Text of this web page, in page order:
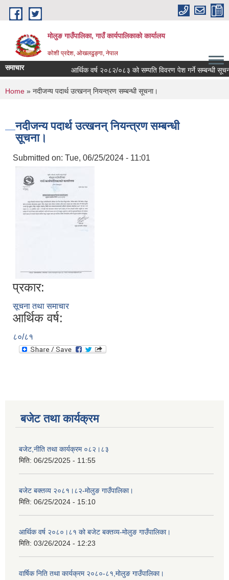
Skip to main content
मोलुङ गाउँपालिका, गाउँ कार्यपालिकाको कार्यालय
कोशी प्रदेश, ओखलढुङ्गा, नेपाल
समाचार आर्थिक वर्ष २०८२/०८३ को सम्पति विवरण पेश गर्ने सम्बन्धी सूचना
You are here
Home » नदीजन्य पदार्थ उत्खनन् नियन्त्रण सम्बन्धी सूचना।
नदीजन्य पदार्थ उत्खनन् नियन्त्रण सम्बन्धी
सूचना।
Submitted on: Tue, 06/25/2024 - 11:01
प्रकार:
सूचना तथा समाचार
आर्थिक वर्ष:
८०/८१
बजेट तथा कार्यक्रम
बजेट,नीति तथा कार्यक्रम ०८२।८३
मिति: 06/25/2025 - 11:55
बजेट बक्तव्य २०८१।८२-मोलुङ गाउँपालिका।
मिति: 06/25/2024 - 15:10
आर्थिक वर्ष २०८०।८१ को बजेट बक्तव्य-मोलुङ गाउँपालिका।
मिति: 03/26/2024 - 12:23
वार्षिक निति तथा कार्यक्रम २०८०-८१,मोलुङ गाउँपालिका।